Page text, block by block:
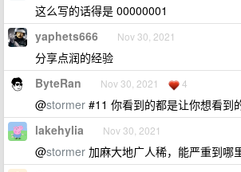
这么写的话得是 00000001
yaphets666 Nov 30, 2021
分享点润的经验
ByteRan Nov 30, 2021 4
@stormer #11 你看到的都是让你想看到
lakehylia Nov 30, 2021
@stormer 加麻大地广人稀，能严重到哪